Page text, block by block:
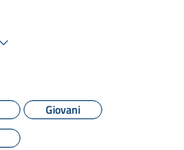
Giovani